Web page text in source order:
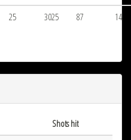
25 3025 87 14
Shots hit